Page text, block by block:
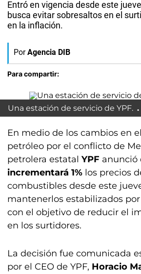
Entró en vigencia desde este
busca evitar sobresaltos en el
en la inflación.
Por Agencia DIB
Para compartir:
Una estación de servicio de YPF.
En medio de los cambios en
petróleo por el conflicto de
petrolera estatal YPF anunció
incrementará 1% los precios
combustibles desde este
mantenerlos estabilizados
con el objetivo de reducir el
en los surtidores.
La decisión fue comunicada
por el CEO de YPF, Horacio